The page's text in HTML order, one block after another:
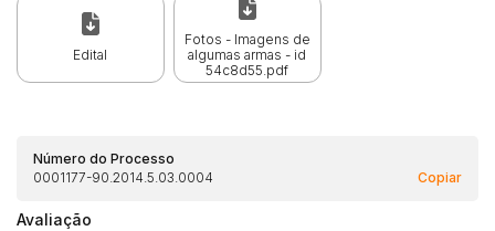
Edital
Fotos - Imagens de
algumas armas - id
54c8d55.pdf
Número do Processo
0001177-90.2014.5.03.0004
Copiar
Avaliação